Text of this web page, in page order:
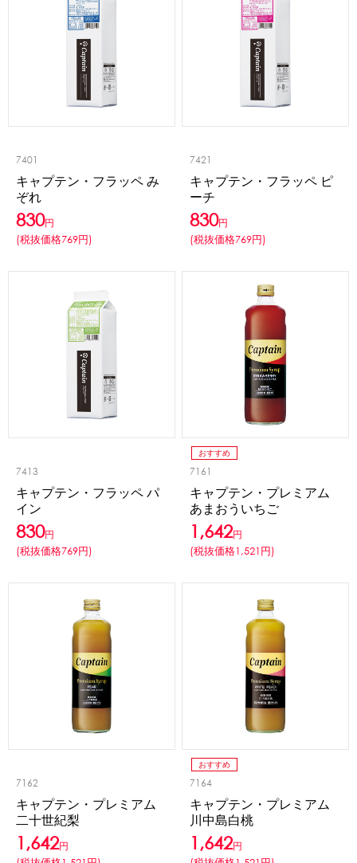
7401
キャプテン・フラッペ み
ぞれ
830円
(税抜価格769円)
7421
キャプテン・フラッペ ピ
ーチ
830円
(税抜価格769円)
7413
キャプテン・フラッペ パ
イン
830円
(税抜価格769円)
おすすめ
7161
キャプテン・プレミアム
あまおういちご
1,642円
(税抜価格1,521円)
7162
キャプテン・プレミアム
二十世紀梨
1,642円
おすすめ
7164
キャプテン・プレミアム
川中島白桃
1,642円